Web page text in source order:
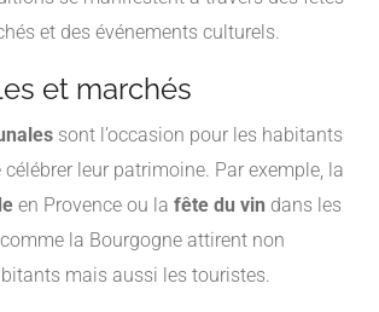
et des événements culturels.
et marchés
sont l’occasion pour les habitants
célébrer leur patrimoine. Par exemple, la
en Provence ou la fête du vin dans les
la Bourgogne attirent non
mais aussi les touristes.